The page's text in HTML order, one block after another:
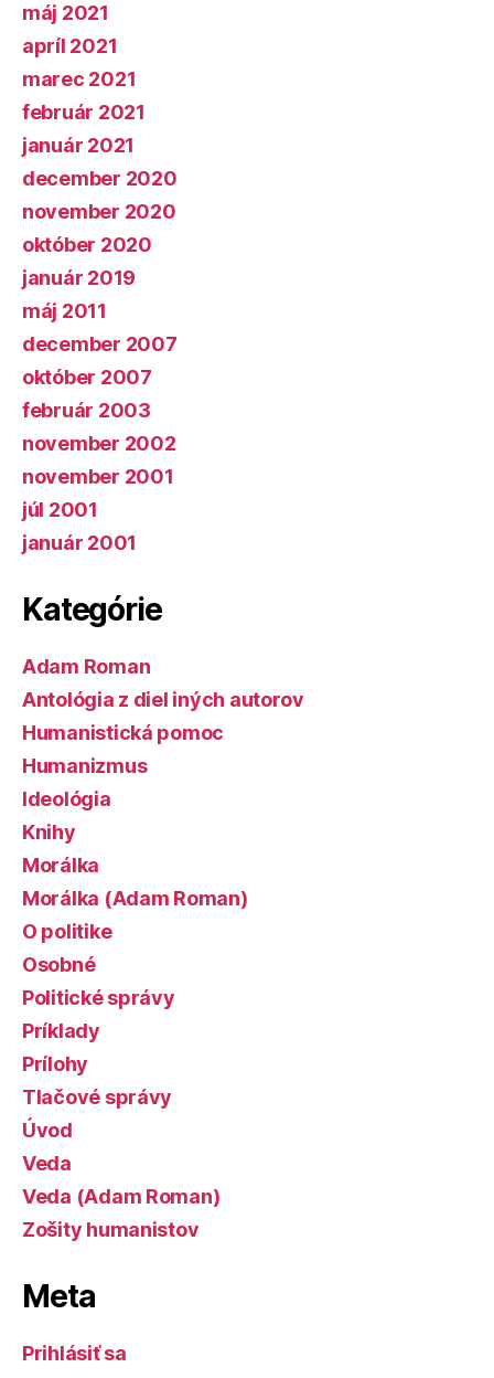
máj 2021
apríl 2021
marec 2021
február 2021
január 2021
december 2020
november 2020
október 2020
január 2019
máj 2011
december 2007
október 2007
február 2003
november 2002
november 2001
júl 2001
január 2001
Kategórie
Adam Roman
Antológia z diel iných autorov
Humanistická pomoc
Humanizmus
Ideológia
Knihy
Morálka
Morálka (Adam Roman)
O politike
Osobné
Politické správy
Príklady
Prílohy
Tlačové správy
Úvod
Veda
Veda (Adam Roman)
Zošity humanistov
Meta
Prihlásiť sa